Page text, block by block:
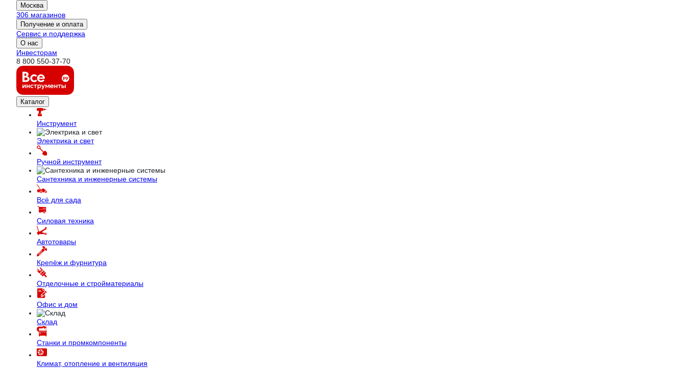
Москва
306 магазинов
Получение и оплата
Сервис и поддержка
О нас
Инвесторам
8 800 550-37-70
Каталог
Инструмент
Электрика и свет
Ручной инструмент
Сантехника и инженерные системы
Всё для сада
Силовая техника
Автотовары
Крепёж и фурнитура
Отделочные и стройматериалы
Офис и дом
Склад
Станки и промкомпоненты
Климат, отопление и вентиляция